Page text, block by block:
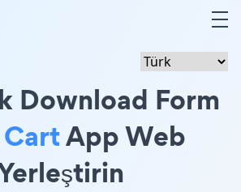
Download Form
App Web